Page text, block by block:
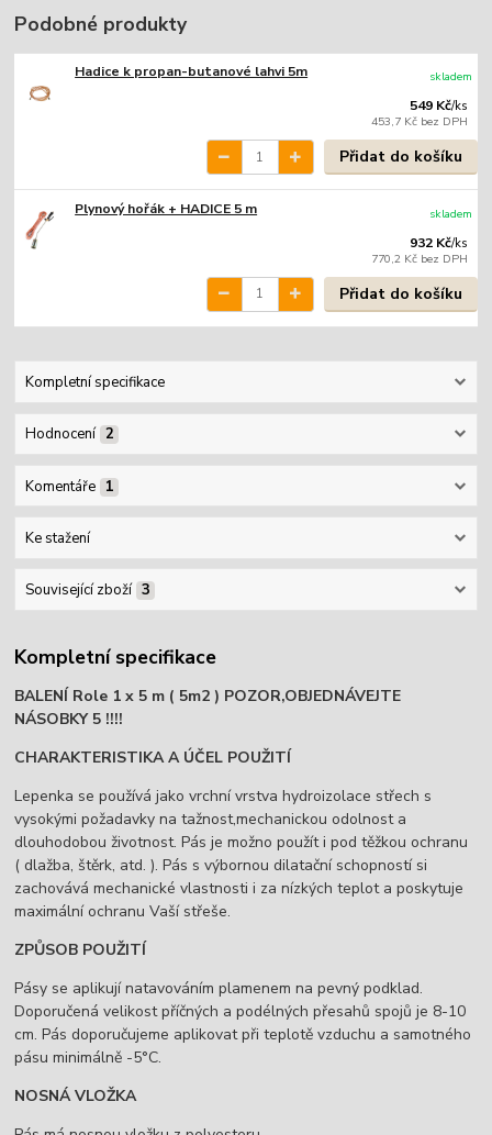
Podobné produkty
Hadice k propan-butanové lahvi 5m
549 Kč/ks
453,7 Kč bez DPH
skladem
Přidat do košíku
Plynový hořák + HADICE 5 m
932 Kč/ks
770,2 Kč bez DPH
skladem
Přidat do košíku
Kompletní specifikace
Hodnocení 2
Komentáře 1
Ke stažení
Související zboží 3
Kompletní specifikace
BALENÍ Role 1 x 5 m ( 5m2 ) POZOR,OBJEDNÁVEJTE
NÁSOBKY 5 !!!!
CHARAKTERISTIKA A ÚČEL POUŽITÍ
Lepenka se používá jako vrchní vrstva hydroizolace střech s
vysokými požadavky na tažnost,mechanickou odolnost a
dlouhodobou životnost. Pás je možno použít i pod těžkou ochranu
( dlažba, štěrk, atd. ). Pás s výbornou dilatační schopností si
zachovává mechanické vlastnosti i za nízkých teplot a poskytuje
maximální ochranu Vaší střeše.
ZPŮSOB POUŽITÍ
Pásy se aplikují natavováním plamenem na pevný podklad.
Doporučená velikost příčných a podélných přesahů spojů je 8-10
cm. Pás doporučujeme aplikovat při teplotě vzduchu a samotného
pásu minimálně -5°C.
NOSNÁ VLOŽKA